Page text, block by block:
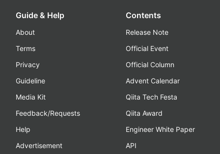
Guide & Help
About
Terms
Privacy
Guideline
Media Kit
Feedback/Requests
Help
Advertisement
Contents
Release Note
Official Event
Official Column
Advent Calendar
Qiita Tech Festa
Qiita Award
Engineer White Paper
API